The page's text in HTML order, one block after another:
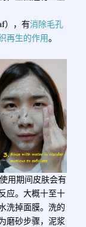
），有消除毛孔
再生的作用。
用期间皮肤会有
应。大概十至十
洗掉面膜。洗的
磨砂步骤，泥浆